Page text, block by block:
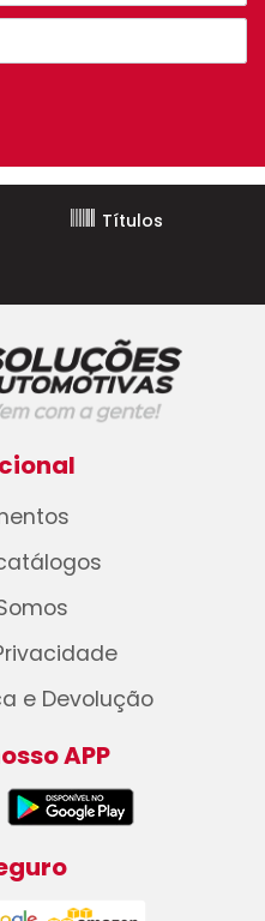
Títulos
e Devolução
APP